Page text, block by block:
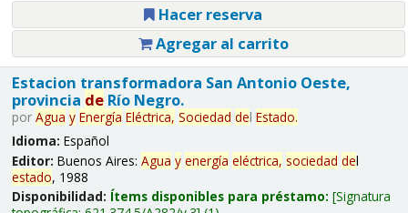
Hacer reserva
Agregar al carrito
Estacion transformadora San Antonio Oeste,
provincia deRío Negro.
por Agua y Energía Eléctrica, Sociedad del Estado.
Idioma: Español
Editor: Buenos Aires: Agua y energía eléctrica, sociedad del
estado, 1988
Disponibilidad: Ítems disponibles para préstamo: Signatura